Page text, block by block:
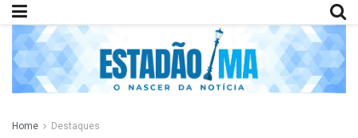
Home Destaques